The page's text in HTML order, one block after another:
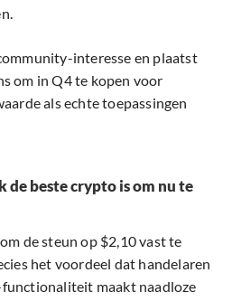
beste crypto is om nu te
de steun op $2,10 vast te
het voordeel dat handelaren
maakt naadloze
mogelijk, evenals snelle
een presale die snel vordert.
het momentum verder
EN GIVEAWAYS. BLACK
NU LIVE